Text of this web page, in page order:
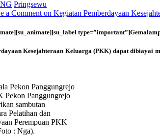
Pringsewu
a Comment on Kegiatan Pemberdayaan
Kesejahteraan Keluarga (PKK) dapat dibiayai
Pekon Panggungrejo
Pekon Panggungrejo
sambutan
Pelatihan dan
Perempuan PKK
: Nga).